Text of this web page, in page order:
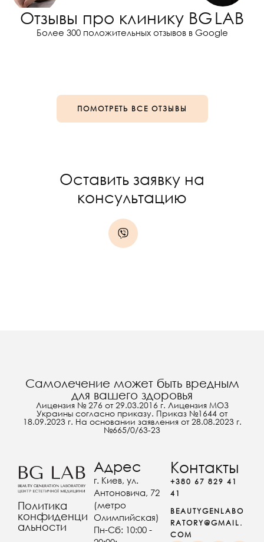
Отзывы про клинику BG LAB
Более 300 положительных отзывов в Google
ПОМОТРЕТЬ ВСЕ ОТЗЫВЫ
Оставить заявку на
консультацию
Самолечение может быть вредным
для вашего здоровья
Лицензия № 276 от 29.03.2016 г. Лицензия МОЗ
Украины согласно приказу. Приказ №1644 от
18.09.2023 г. На основании заявления от 28.08.2023 г.
№665/0/63-23
Политика
конфиденци
альности
Адрес
г. Киев, ул.
Антоновича, 72
(метро
Олимпийская)
Пн-Сб: 10:00 -
Контакты
+380 67 829 41
41
BEAUTYGENLABO
RATORY@GMAIL.
COM